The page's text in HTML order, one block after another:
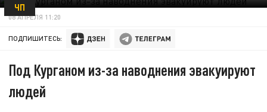
ЧП
08 АПРЕЛЯ 11:20
ПОДПИШИТЕСЬ:
Под Курганом из-за наводнения эвакуируют
людей